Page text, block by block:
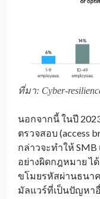
ที่มา: Cyber-
นอกจากนี้ ในปี
ตรวจสอบ (access
กล่าวจะทำให้
อย่างผิดกฎหมาย ไ
ขโมยรหัสผ่านธนา
มัลแวร์ที่เป็นปัญหา